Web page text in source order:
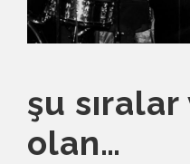
şu
olan…